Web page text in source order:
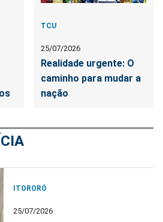
TCU
25/07/2026
Realidade urgente: O
caminho para mudar a
nação
ITORORÓ
25/07/2026